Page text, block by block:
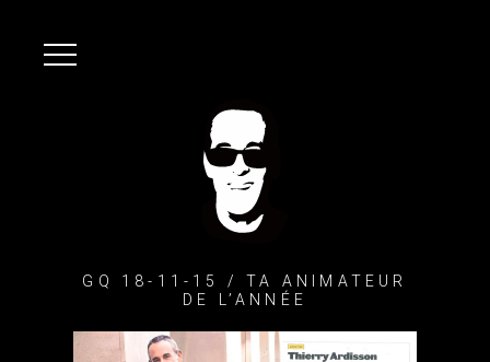
GQ 18-11-15 / TA ANIMATEUR
DE L’ANNÉE